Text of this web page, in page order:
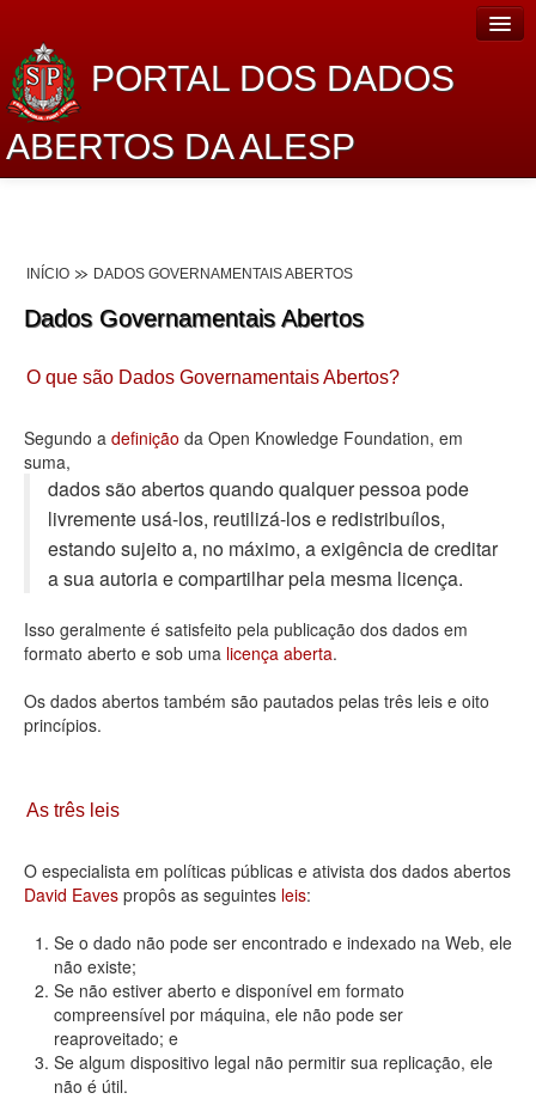
PORTAL DOS DADOS
ABERTOS DA ALESP
Lei de Acesso à Informação
Dados Governamentais Abertos
Planejamento
Catálogo de dados
Processo Legislativo
Deputados Estaduais
Administração
Legislação
Agenda
Contato
INÍCIO DADOS GOVERNAMENTAIS ABERTOS
Dados Governamentais Abertos
O que são Dados Governamentais Abertos?
Segundo a definição da Open Knowledge Foundation, em
suma,
dados são abertos quando qualquer pessoa pode
livremente usá-los, reutilizá-los e redistribuí­los,
estando sujeito a, no máximo, a exigência de creditar
a sua autoria e compartilhar pela mesma licença.
Isso geralmente é satisfeito pela publicação dos dados em
formato aberto e sob uma licença aberta.
Os dados abertos também são pautados pelas três leis e oito
princípios.
As três leis
O especialista em políticas públicas e ativista dos dados abertos
David Eaves propôs as seguintes leis:
Se o dado não pode ser encontrado e indexado na Web, ele
não existe;
Se não estiver aberto e disponível em formato
compreensível por máquina, ele não pode ser
reaproveitado; e
Se algum dispositivo legal não permitir sua replicação, ele
não é útil.